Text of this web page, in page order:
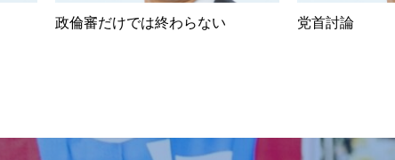
政倫審だけでは終わらない 党首討論